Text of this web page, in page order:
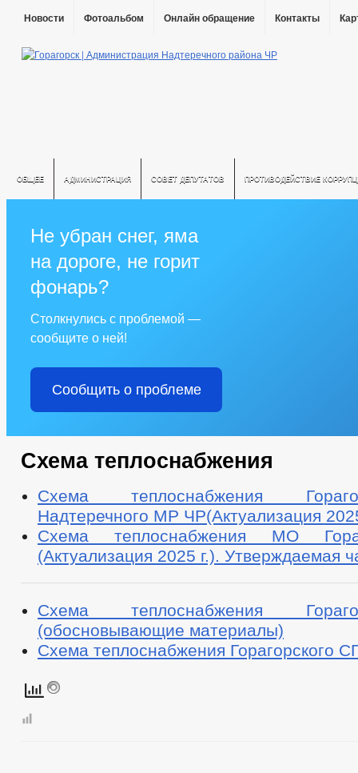
Новости Фотоальбом Онлайн обращение Контакты
ОБЩЕЕ АДМИНИСТРАЦИЯ СОВЕТ ДЕПУТАТОВ ПРОТИВОДЕЙСТВИЕ
Не убран снег, яма
на дороге, не горит
фонарь?
Столкнулись с проблемой —
сообщите о ней!
Сообщить о проблеме
Схема теплоснабжения
Схема теплоснабжения
Надтеречного МР ЧР(Актуализация
Схема теплоснабжения МО
(Актуализация 2025 г.). Утверждаемая
Схема теплоснабжения
(обосновывающие материалы)
Схема теплоснабжения Горагорского